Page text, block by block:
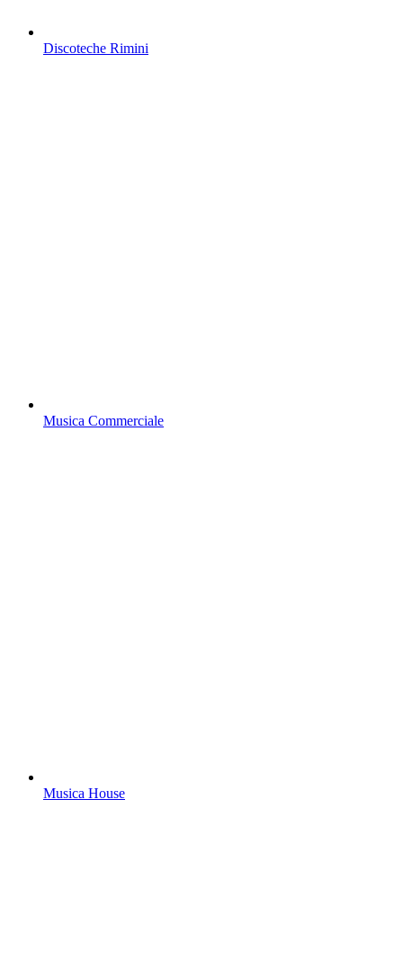
Discoteche Rimini
Musica Commerciale
Musica House